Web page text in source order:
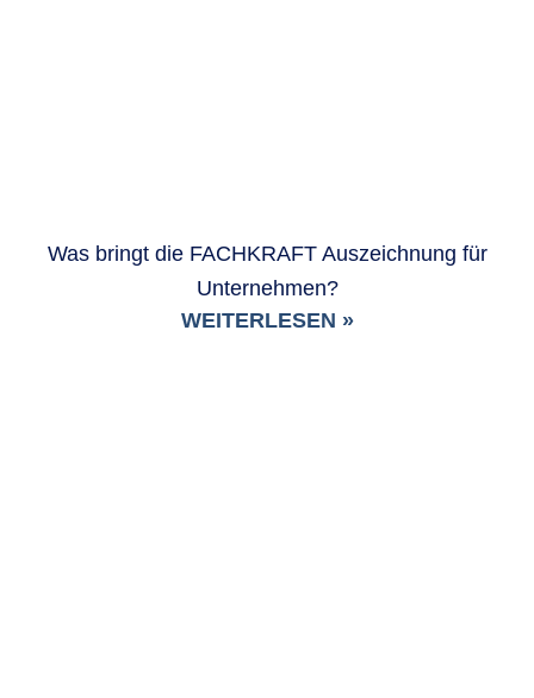
Was bringt die FACHKRAFT Auszeichnung für
Unternehmen?
WEITERLESEN »